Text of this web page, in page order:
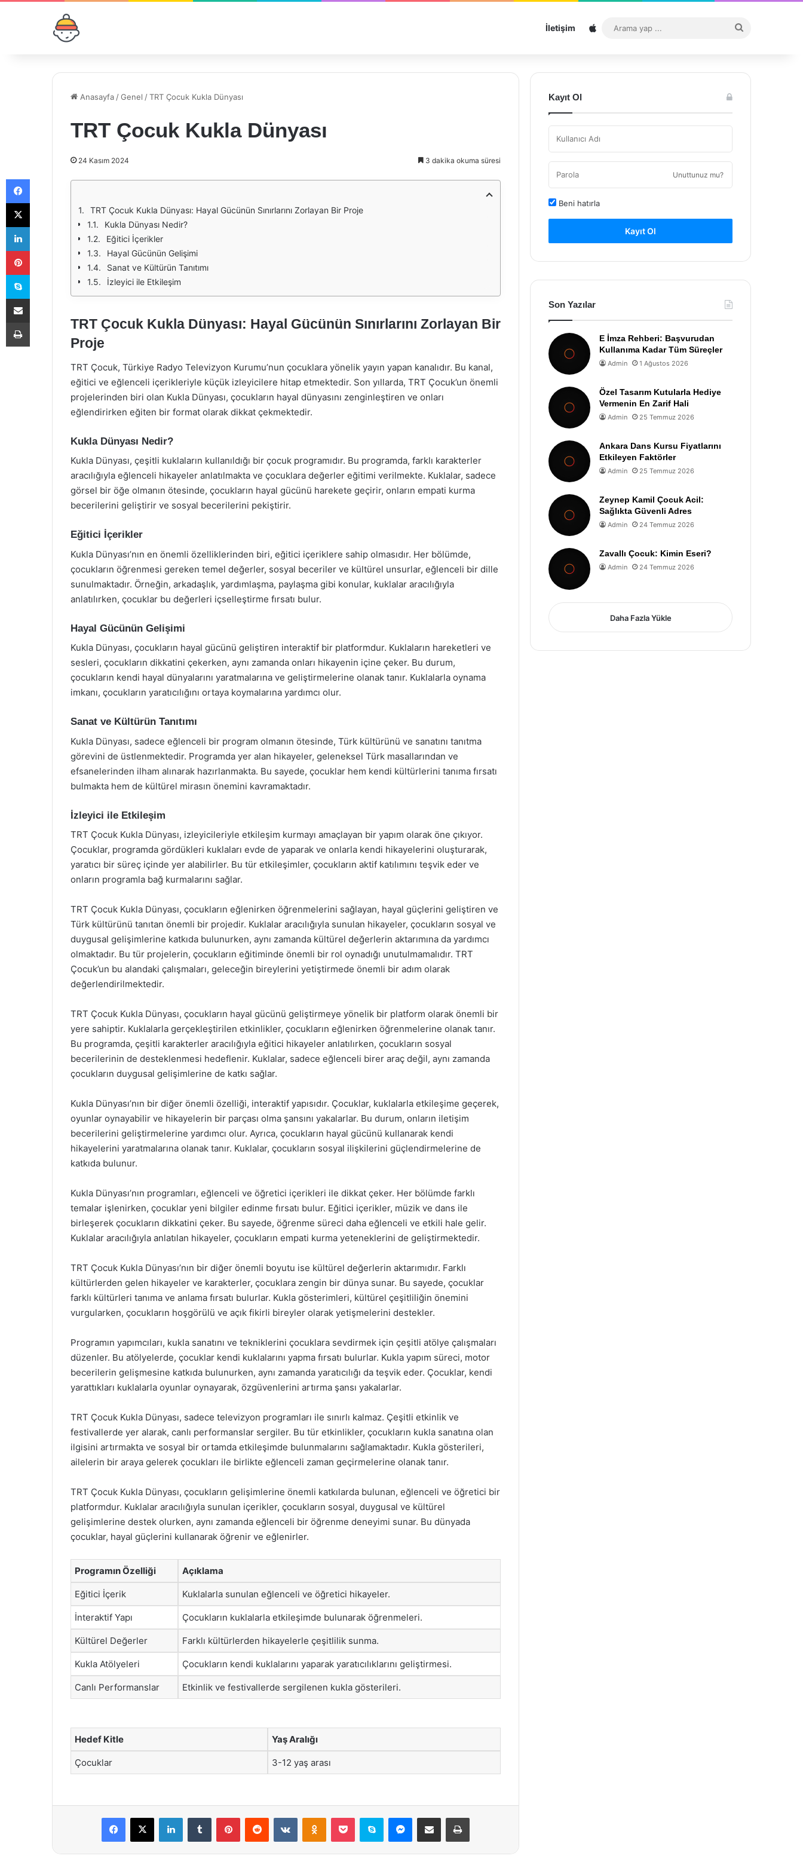
İletişim Sitemap
...
Anasayfa /Genel /TRT Çocuk Kukla Dünyası
TRT Çocuk Kukla Dünyası
24 Kasım 2024 3 dakika okuma süresi
TRT Çocuk Kukla Dünyası: Hayal Gücünün Sınırlarını Zorlayan Bir Proje
Kukla Dünyası Nedir?
Eğitici İçerikler
Hayal Gücünün Gelişimi
Sanat ve Kültürün Tanıtımı
İzleyici ile Etkileşim
TRT Çocuk Kukla Dünyası: Hayal Gücünün Sınırlarını Zorlayan Bir
Proje
TRT Çocuk, Türkiye Radyo Televizyon Kurumu’nun çocuklara yönelik yayın yapan kanalıdır. Bu kanal,
eğitici ve eğlenceli içerikleriyle küçük izleyicilere hitap etmektedir. Son yıllarda, TRT Çocuk’un önemli
projelerinden biri olan Kukla Dünyası, çocukların hayal dünyasını zenginleştiren ve onları
eğlendirirken eğiten bir format olarak dikkat çekmektedir.
Kukla Dünyası Nedir?
Kukla Dünyası, çeşitli kuklaların kullanıldığı bir çocuk programıdır. Bu programda, farklı karakterler
aracılığıyla eğlenceli hikayeler anlatılmakta ve çocuklara değerler eğitimi verilmekte. Kuklalar, sadece
görsel bir öğe olmanın ötesinde, çocukların hayal gücünü harekete geçirir, onların empati kurma
becerilerini geliştirir ve sosyal becerilerini pekiştirir.
Eğitici İçerikler
Kukla Dünyası’nın en önemli özelliklerinden biri, eğitici içeriklere sahip olmasıdır. Her bölümde,
çocukların öğrenmesi gereken temel değerler, sosyal beceriler ve kültürel unsurlar, eğlenceli bir dille
sunulmaktadır. Örneğin, arkadaşlık, yardımlaşma, paylaşma gibi konular, kuklalar aracılığıyla
anlatılırken, çocuklar bu değerleri içselleştirme fırsatı bulur.
Hayal Gücünün Gelişimi
Kukla Dünyası, çocukların hayal gücünü geliştiren interaktif bir platformdur. Kuklaların hareketleri ve
sesleri, çocukların dikkatini çekerken, aynı zamanda onları hikayenin içine çeker. Bu durum,
çocukların kendi hayal dünyalarını yaratmalarına ve geliştirmelerine olanak tanır. Kuklalarla oynama
imkanı, çocukların yaratıcılığını ortaya koymalarına yardımcı olur.
Sanat ve Kültürün Tanıtımı
Kukla Dünyası, sadece eğlenceli bir program olmanın ötesinde, Türk kültürünü ve sanatını tanıtma
görevini de üstlenmektedir. Programda yer alan hikayeler, geleneksel Türk masallarından ve
efsanelerinden ilham alınarak hazırlanmakta. Bu sayede, çocuklar hem kendi kültürlerini tanıma fırsatı
bulmakta hem de kültürel mirasın önemini kavramaktadır.
İzleyici ile Etkileşim
TRT Çocuk Kukla Dünyası, izleyicileriyle etkileşim kurmayı amaçlayan bir yapım olarak öne çıkıyor.
Çocuklar, programda gördükleri kuklaları evde de yaparak ve onlarla kendi hikayelerini oluşturarak,
yaratıcı bir süreç içinde yer alabilirler. Bu tür etkileşimler, çocukların aktif katılımını teşvik eder ve
onların programla bağ kurmalarını sağlar.
TRT Çocuk Kukla Dünyası, çocukların eğlenirken öğrenmelerini sağlayan, hayal güçlerini geliştiren ve
Türk kültürünü tanıtan önemli bir projedir. Kuklalar aracılığıyla sunulan hikayeler, çocukların sosyal ve
duygusal gelişimlerine katkıda bulunurken, aynı zamanda kültürel değerlerin aktarımına da yardımcı
olmaktadır. Bu tür projelerin, çocukların eğitiminde önemli bir rol oynadığı unutulmamalıdır. TRT
Çocuk’un bu alandaki çalışmaları, geleceğin bireylerini yetiştirmede önemli bir adım olarak
değerlendirilmektedir.
TRT Çocuk Kukla Dünyası, çocukların hayal gücünü geliştirmeye yönelik bir platform olarak önemli bir
yere sahiptir. Kuklalarla gerçekleştirilen etkinlikler, çocukların eğlenirken öğrenmelerine olanak tanır.
Bu programda, çeşitli karakterler aracılığıyla eğitici hikayeler anlatılırken, çocukların sosyal
becerilerinin de desteklenmesi hedeflenir. Kuklalar, sadece eğlenceli birer araç değil, aynı zamanda
çocukların duygusal gelişimlerine de katkı sağlar.
Kukla Dünyası’nın bir diğer önemli özelliği, interaktif yapısıdır. Çocuklar, kuklalarla etkileşime geçerek,
oyunlar oynayabilir ve hikayelerin bir parçası olma şansını yakalarlar. Bu durum, onların iletişim
becerilerini geliştirmelerine yardımcı olur. Ayrıca, çocukların hayal gücünü kullanarak kendi
hikayelerini yaratmalarına olanak tanır. Kuklalar, çocukların sosyal ilişkilerini güçlendirmelerine de
katkıda bulunur.
Kukla Dünyası’nın programları, eğlenceli ve öğretici içerikleri ile dikkat çeker. Her bölümde farklı
temalar işlenirken, çocuklar yeni bilgiler edinme fırsatı bulur. Eğitici içerikler, müzik ve dans ile
birleşerek çocukların dikkatini çeker. Bu sayede, öğrenme süreci daha eğlenceli ve etkili hale gelir.
Kuklalar aracılığıyla anlatılan hikayeler, çocukların empati kurma yeteneklerini de geliştirmektedir.
TRT Çocuk Kukla Dünyası’nın bir diğer önemli boyutu ise kültürel değerlerin aktarımıdır. Farklı
kültürlerden gelen hikayeler ve karakterler, çocuklara zengin bir dünya sunar. Bu sayede, çocuklar
farklı kültürleri tanıma ve anlama fırsatı bulurlar. Kukla gösterimleri, kültürel çeşitliliğin önemini
vurgularken, çocukların hoşgörülü ve açık fikirli bireyler olarak yetişmelerini destekler.
Programın yapımcıları, kukla sanatını ve tekniklerini çocuklara sevdirmek için çeşitli atölye çalışmaları
düzenler. Bu atölyelerde, çocuklar kendi kuklalarını yapma fırsatı bulurlar. Kukla yapım süreci, motor
becerilerin gelişmesine katkıda bulunurken, aynı zamanda yaratıcılığı da teşvik eder. Çocuklar, kendi
yarattıkları kuklalarla oyunlar oynayarak, özgüvenlerini artırma şansı yakalarlar.
TRT Çocuk Kukla Dünyası, sadece televizyon programları ile sınırlı kalmaz. Çeşitli etkinlik ve
festivallerde yer alarak, canlı performanslar sergiler. Bu tür etkinlikler, çocukların kukla sanatına olan
ilgisini artırmakta ve sosyal bir ortamda etkileşimde bulunmalarını sağlamaktadır. Kukla gösterileri,
ailelerin bir araya gelerek çocukları ile birlikte eğlenceli zaman geçirmelerine olanak tanır.
TRT Çocuk Kukla Dünyası, çocukların gelişimlerine önemli katkılarda bulunan, eğlenceli ve öğretici bir
platformdur. Kuklalar aracılığıyla sunulan içerikler, çocukların sosyal, duygusal ve kültürel
gelişimlerine destek olurken, aynı zamanda eğlenceli bir öğrenme deneyimi sunar. Bu dünyada
çocuklar, hayal güçlerini kullanarak öğrenir ve eğlenirler.
Programın Özelliği Açıklama
Eğitici İçerik Kuklalarla sunulan eğlenceli ve öğretici hikayeler.
İnteraktif Yapı Çocukların kuklalarla etkileşimde bulunarak öğrenmeleri.
Kültürel Değerler Farklı kültürlerden hikayelerle çeşitlilik sunma.
Kukla Atölyeleri Çocukların kendi kuklalarını yaparak yaratıcılıklarını geliştirmesi.
Canlı Performanslar Etkinlik ve festivallerde sergilenen kukla gösterileri.
Hedef Kitle Yaş Aralığı
Çocuklar 3-12 yaş arası
Facebook
X LinkedInTumblr PinterestReddit VKontakteOdnoklassniki
Pocket Skype Messenger
E-Posta ile paylaş Yazdır
Kayıt Ol
Unuttunuz mu?
Beni hatırla
Kayıt Ol
Son Yazılar
E İmza Rehberi: Başvurudan
Kullanıma Kadar Tüm Süreçler
Admin 1 Ağustos 2026
Özel Tasarım Kutularla Hediye
Vermenin En Zarif Hali
Admin 25 Temmuz 2026
Ankara Dans Kursu Fiyatlarını
Etkileyen Faktörler
Admin 25 Temmuz 2026
Zeynep Kamil Çocuk Acil:
Sağlıkta Güvenli Adres
Admin 24 Temmuz 2026
Zavallı Çocuk: Kimin Eseri?
Admin 24 Temmuz 2026
Daha Fazla Yükle
Facebook
X
LinkedIn
Pinterest
Skype
E-Posta ile paylaş